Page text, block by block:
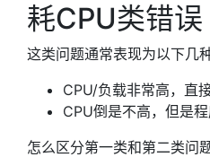
耗CPU类错误
这类问题通常表现为以下几
CPU/负载非常高，直
CPU倒是不高，但是
怎么区分第一类和第二类问